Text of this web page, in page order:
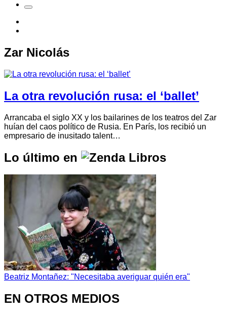
Zar Nicolás
La otra revolución rusa: el ‘ballet’
Arrancaba el siglo XX y los bailarines de los teatros del Zar
huían del caos político de Rusia. En París, los recibió un
empresario de inusitado talent…
Lo último en
Beatriz Montañez: "Necesitaba averiguar quién era"
EN OTROS MEDIOS